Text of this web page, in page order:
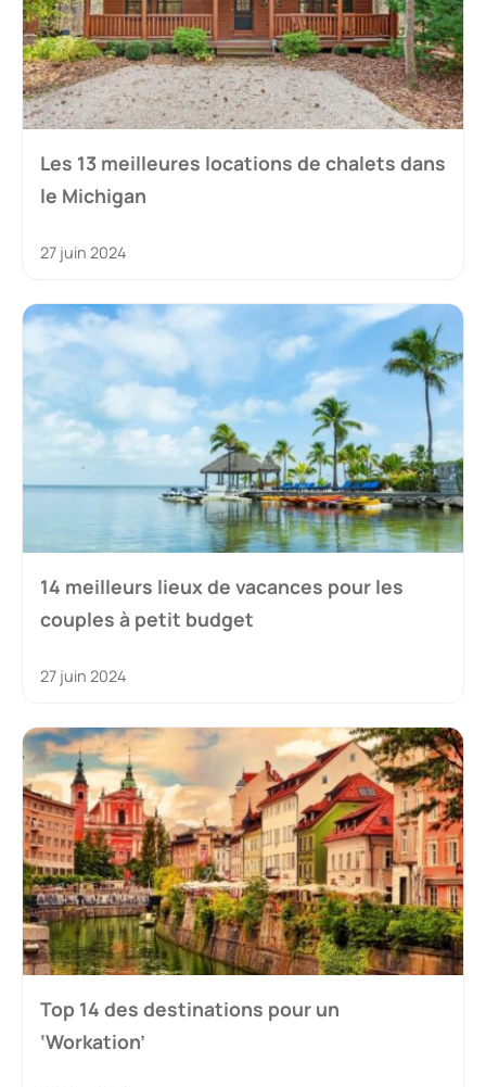
Les 13 meilleures locations de chalets dans
le Michigan
27 juin 2024
14 meilleurs lieux de vacances pour les
couples à petit budget
27 juin 2024
Top 14 des destinations pour un
‘Workation’